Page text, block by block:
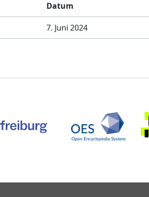
Datum
7. Juni 2024